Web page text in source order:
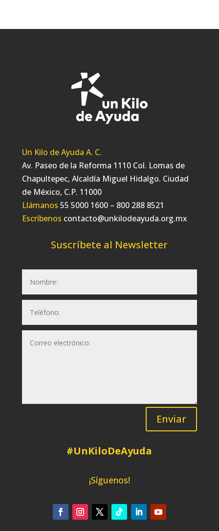
Un Kilo de Ayuda A. C.
Av. Paseo de la Reforma 1110 Col. Lomas de
Chapultepec, Alcaldía Miguel Hidalgo. Ciudad
de México, C.P. 11000
Llámanos 55 5000 1600 – 800 288 8521
Escríbenos contacto@unkilodeayuda.org.mx
Suscríbete al Newsletter
Enviar
#UnKiloDeAyuda
¡Síguenos!